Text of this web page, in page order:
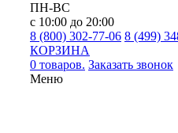
ПН-ВС
с 10:00 до 20:00
8 (800) 302-77-06 8 (499)
КОРЗИНА
0 товаров. Заказать звонок
Меню